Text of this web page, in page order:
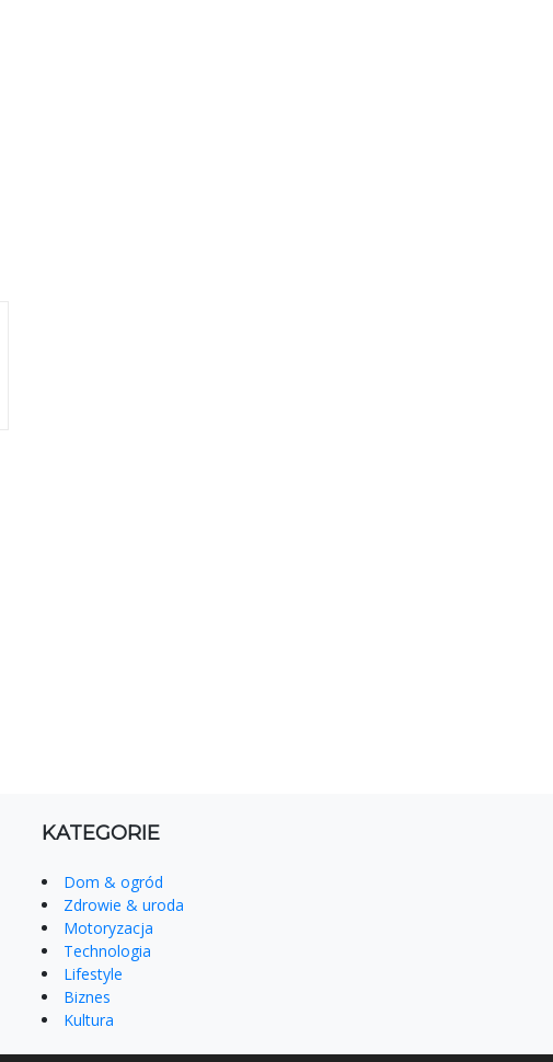
KATEGORIE
Dom & ogród
Zdrowie & uroda
Motoryzacja
Technologia
Lifestyle
Biznes
Kultura